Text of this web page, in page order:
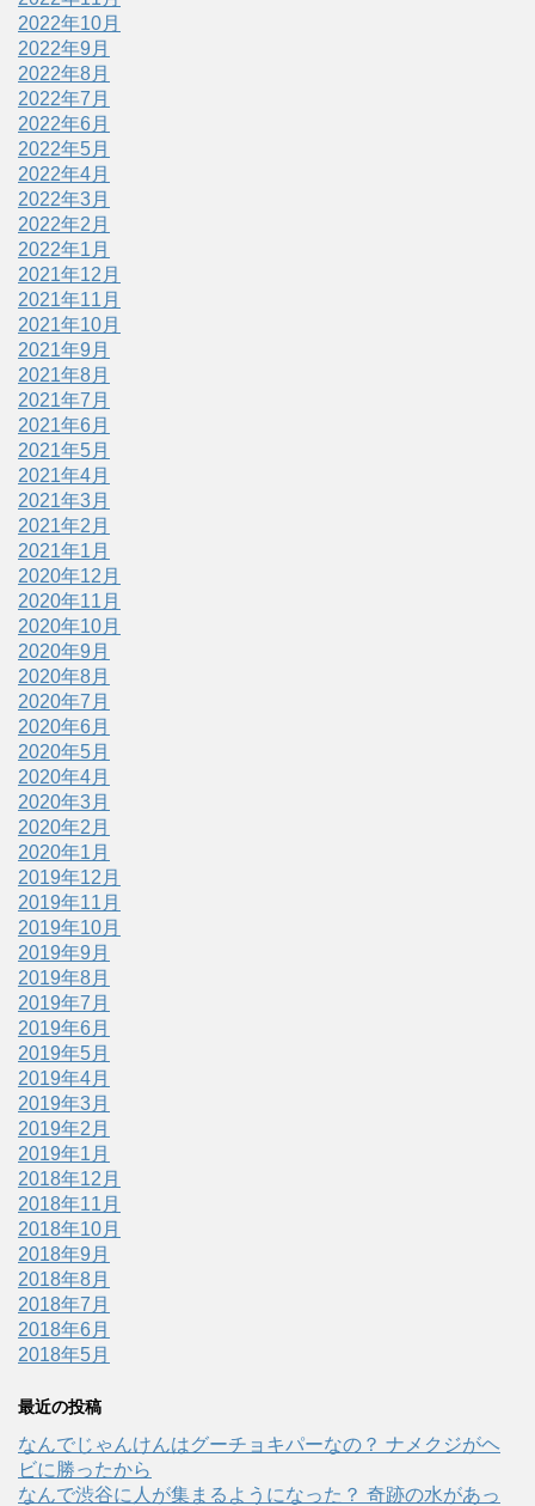
2022年10月
2022年9月
2022年8月
2022年7月
2022年6月
2022年5月
2022年4月
2022年3月
2022年2月
2022年1月
2021年12月
2021年11月
2021年10月
2021年9月
2021年8月
2021年7月
2021年6月
2021年5月
2021年4月
2021年3月
2021年2月
2021年1月
2020年12月
2020年11月
2020年10月
2020年9月
2020年8月
2020年7月
2020年6月
2020年5月
2020年4月
2020年3月
2020年2月
2020年1月
2019年12月
2019年11月
2019年10月
2019年9月
2019年8月
2019年7月
2019年6月
2019年5月
2019年4月
2019年3月
2019年2月
2019年1月
2018年12月
2018年11月
2018年10月
2018年9月
2018年8月
2018年7月
2018年6月
2018年5月
最近の投稿
なんでじゃんけんはグーチョキパーなの？ ナメクジがヘ
ビに勝ったから
なんで渋谷に人が集まるようになった？ 奇跡の水があっ